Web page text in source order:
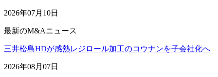
2026年07月10日
最新のM&Aニュース
三井松島HDが感熱レジロール加工のコウナンを子会社化へ
2026年08月07日